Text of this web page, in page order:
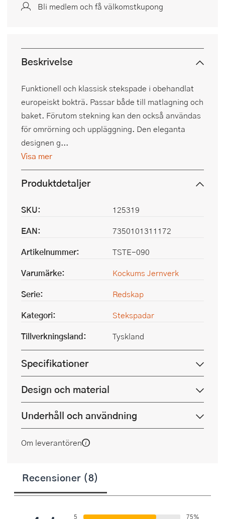
Bli medlem och få välkomstkupong
Beskrivelse
Funktionell och klassisk stekspade i obehandlat
europeiskt bokträ. Passar både till matlagning och
baket. Förutom stekning kan den också användas
för omrörning och uppläggning. Den eleganta
designen g...
Visa mer
Produktdetaljer
SKU:
125319
EAN:
7350101311172
Artikelnummer:
TSTE-090
Varumärke:
Kockums Jernverk
Serie:
Redskap
Kategori:
Stekspadar
Tillverkningsland:
Tyskland
Specifikationer
Design och material
Underhåll och användning
Om leverantören
Recensioner (8)
5 75%